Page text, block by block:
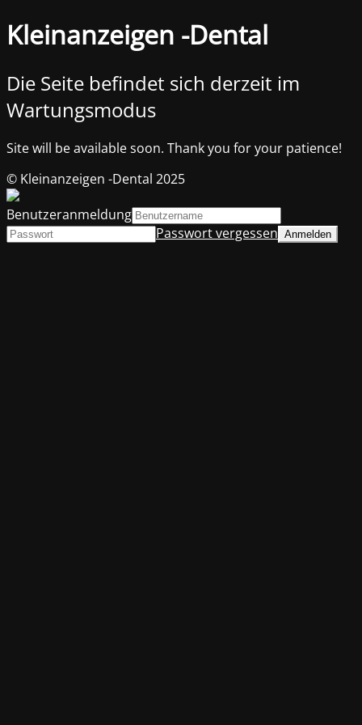
Kleinanzeigen -Dental
Die Seite befindet sich derzeit im
Wartungsmodus
Site will be available soon. Thank you for your patience!
© Kleinanzeigen -Dental 2025
Benutzeranmeldung
Passwort vergessen